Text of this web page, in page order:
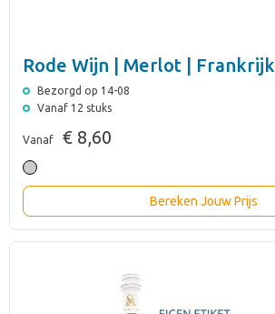
Rode Wijn | Merlot | Frankrijk
Bezorgd op 14-08
Vanaf 12 stuks
Vanaf € 8,60
Bereken Jouw Prijs